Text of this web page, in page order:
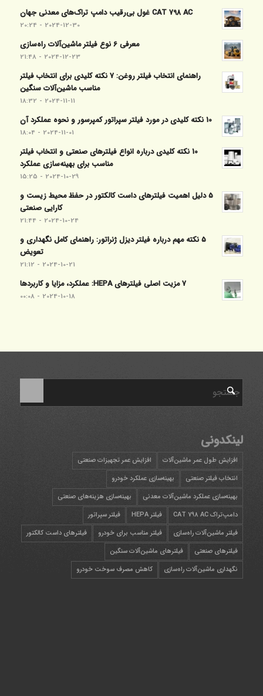
CAT 798 AC غول بی‌رقیب دامپ تراک‌های معدنی جهان
2024-12-30 - 20:24
معرفی 6 نوع فیلتر ماشین‌آلات راه‌سازی
2024-12-23 - 21:48
راهنمای انتخاب فیلتر روغن: 7 نکته کلیدی برای انتخاب فیلتر
مناسب ماشین‌آلات سنگین
2024-11-11 - 18:32
10 نکته کلیدی در مورد فیلتر سپراتور کمپرسور و نحوه عملکرد آن
2024-11-01 - 18:04
10 نکته کلیدی درباره انواع فیلترهای صنعتی و انتخاب فیلتر
مناسب برای بهینه‌سازی عملکرد
2024-10-29 - 15:25
5 دلیل اهمیت فیلترهای داست کالکتور در حفظ محیط زیست و
کارایی صنعتی
2024-10-24 - 21:44
5 نکته مهم درباره فیلتر دیزل ژنراتور: راهنمای کامل نگهداری و
تعویض
2024-10-21 - 21:12
7 مزیت اصلی فیلترهای HEPA: عملکرد، مزایا و کاربردها
2024-10-18 - 00:08
لینکدونی
افزایش طول عمر ماشین‌آلات
افزایش عمر تجهیزات صنعتی
انتخاب فیلتر صنعتی
بهینه‌سازی عملکرد خودرو
بهینه‌سازی عملکرد ماشین‌آلات معدنی
بهینه‌سازی هزینه‌های صنعتی
دامپ‌تراک CAT 798 AC
فیلتر HEPA
فیلتر سپراتور
فیلتر ماشین‌آلات راه‌سازی
فیلتر مناسب برای خودرو
فیلترهای داست کالکتور
فیلترهای صنعتی
فیلترهای ماشین‌آلات سنگین
نگهداری ماشین‌آلات راه‌سازی
کاهش مصرف سوخت خودرو